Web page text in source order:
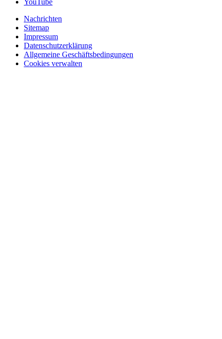
YouTube
Nachrichten
Sitemap
Impressum
Datenschutzerklärung
Allgemeine Geschäftsbedingungen
Cookies verwalten